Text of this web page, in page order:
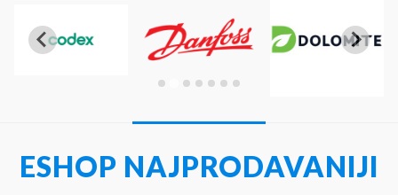
ESHOP NAJPRODAVANIJI